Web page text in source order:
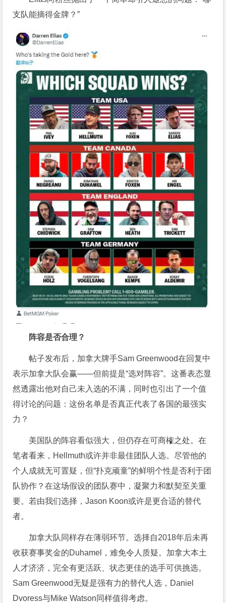
支队能摘得金牌？”
阵容是否合理？
帖子发布后，加拿大牌手Sam Greenwood在回复中
表示加拿大队会赢——但前提是“选对阵容”。这番表态显
然透露出他对自己未入选的不满，同时也引出了一个值
得讨论的问题：这份名单是否真正代表了各国的最强实
力？
美国队的阵容看似强大，但仍存在可商榷之处。在
笔者看来，Hellmuth或许并非最佳团队人选。尽管他的
个人成就无可置疑，但“扑克顽童”的鲜明个性是否利于团
队协作？在这场假设的团队赛中，凝聚力和默契至关重
要。若由我们选择，Jason Koon或许是更合适的替代
者。
加拿大队同样存在薄弱环节。选择自2018年后未再
收获赛事奖金的Duhamel，难免令人质疑。加拿大本土
人才济济，完全有更活跃、状态更佳的选手可供挑选。
Sam Greenwood无疑是强有力的替代人选，Daniel
Dvoress与Mike Watson同样值得考虑。